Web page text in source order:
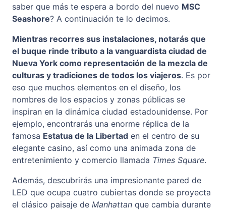
saber que más te espera a bordo del nuevo MSC
Seashore? A continuación te lo decimos.
Mientras recorres sus instalaciones, notarás que
el buque rinde tributo a la vanguardista ciudad de
Nueva York como representación de la mezcla de
culturas y tradiciones de todos los viajeros. Es por
eso que muchos elementos en el diseño, los
nombres de los espacios y zonas públicas se
inspiran en la dinámica ciudad estadounidense. Por
ejemplo, encontrarás una enorme réplica de la
famosa Estatua de la Libertad en el centro de su
elegante casino, así como una animada zona de
entretenimiento y comercio llamada Times Square.
Además, descubrirás una impresionante pared de
LED que ocupa cuatro cubiertas donde se proyecta
el clásico paisaje de Manhattan que cambia durante